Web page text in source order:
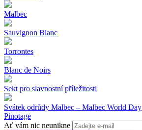
Malbec
Sauvignon Blanc
Torrontes
Blanc de Noirs
Sekt pro slavnostní příležitosti
Svátek odrůdy Malbec – Malbec World Day
Pinotage
Ať vám nic neunikne